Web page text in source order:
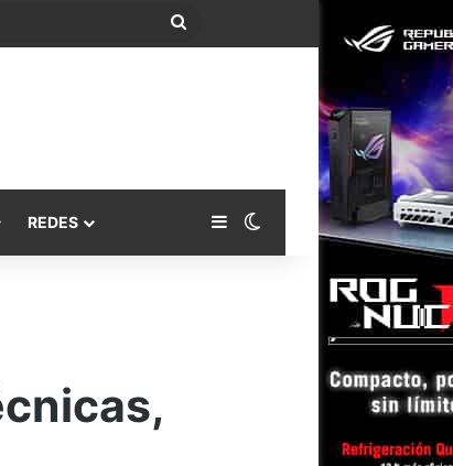
Buscar
REDES Barra lateral
Switch skin